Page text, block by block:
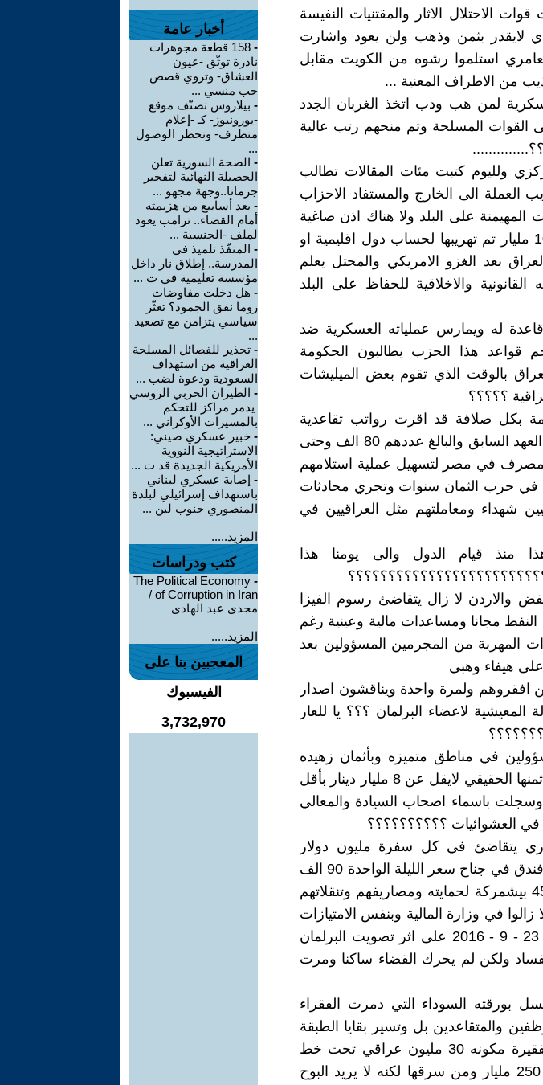
وسرقت قوات الاحتلال الاثار والمقتنيات النفيسة
لايقدر بثمن وذهب ولن يعود واشارت
استلموا رشوه من الكويت مقابل
من الاطراف المعنية ...
لمن هب ودب اتخذ الغربان الجدد
المسلحة وتم منحهم رتب عالية
ولليوم كتبت مئات المقالات تطالب
العملة الى الخارج والمستفاد الاحزاب
على البلد ولا هناك اذن صاغية
ويقال ان هناك مابين 250 مليار الى 1000 مليار تم تهريبها لحساب دول اقليمية او
بعد الغزو الامريكي والمحتل يعلم
والاخلاقية للحفاظ على البلد
له ويمارس عملياته العسكرية ضد
قواعد هذا الحزب يطالبون الحكومة
بالوقت الذي تقوم بعض الميليشات
؟؟؟؟؟
بكل صلافة قد اقرت رواتب تقاعدية
لبعض العاملين المصريين في العراق في العهد السابق والبالغ عددهم 80 الف وحتى
في مصر لتسهيل عملية استلامهم
في حرب الثمان سنوات وتجري محادثات
شهداء ومعاملتهم مثل العراقيين في
منذ قيام الدول والى يومنا هذا
والاردن لا زال يتقاضئ رسوم الفيزا
مجانا ومساعدات مالية وعينية رغم
المهربة من المجرمين المسؤولين بعد
على هيفاء وهبي
الذين افقروهم ولمرة واحدة ويناقشون اصدار
الحالة المعيشية لاعضاء البرلمان ؟؟؟ يا للعار
في مناطق متميزه وبأثمان زهيده
يعني 600 متر في 6 ملايين دينار والارض ثمنها الحقيقي لايقل عن 8 مليار دينار بأقل
وسجلت باسماء اصحاب السيادة والمعالي
في العشوائيات ؟؟؟؟؟؟؟؟؟؟
يتقاضئ في كل سفرة مليون دولار
وطائرة خاصة تنقله ذهابا وايابا ويقيم في فندق في جناح سعر الليلة الواحدة 90 الف
دولار واستورد من دولة الاقليم حوالي 450 بيشمركة لحمايته ومصاريفهم وتنقلاتهم
في وزارة المالية وبنفس الامتيازات
رغم ان الشيخ الزيباري غادر الوزارة منذ 23 - 9 - 2016 على اثر تصويت البرلمان
ولكن لم يحرك القضاء ساكنا ومرت
بورقته السوداء التي دمرت الفقراء
والمتقاعدين بل وتسير بقايا الطبقة
المتوسطه الى الهاوية لتلتحق بالطبقة الفقيرة مكونه 30 مليون عراقي تحت خط
الفقر هذا الوزير يعلم ان هناك اكثر من 250 مليار ومن سرقها لكنه لا يريد البوح
أخبار عامة
-
158 قطعة مجوهرات
نادرة توثّق -عيون
العشاق- وتروي قصص
حب منسي ...
- بيلاروس تصنّف موقع
-يورونيوز- كـ -إعلام
متطرف- وتحظر الوصول
...
- الصحة السورية تعلن
الحصيلة النهائية لتفجير
جرمانا..وجهة مجهو ...
- بعد أسابيع من هزيمته
أمام القضاء.. ترامب يعود
لملف -الجنسية ...
- المنفّذ تلميذ في
المدرسة.. إطلاق نار داخل
مؤسسة تعليمية في ت ...
- هل دخلت مفاوضات
روما نفق الجمود؟ تعثّر
سياسي يتزامن مع تصعيد
...
- تحذير للفصائل المسلحة
العراقية من استهداف
السعودية ودعوة لضب ...
- الطيران الحربي الروسي
يدمر مراكز للتحكم
بالمسيرات الأوكراني ...
- خبير عسكري صيني:
الاستراتيجية النووية
الأمريكية الجديدة قد ت ...
- إصابة عسكري لبناني
باستهداف إسرائيلي لبلدة
المنصوري جنوب لبن ...
المزيد.....
كتب ودراسات
-
The Political Economy
of Corruption in Iran /
مجدى عبد الهادى
المزيد.....
المعجبين بنا على
الفيسبوك
3,732,970